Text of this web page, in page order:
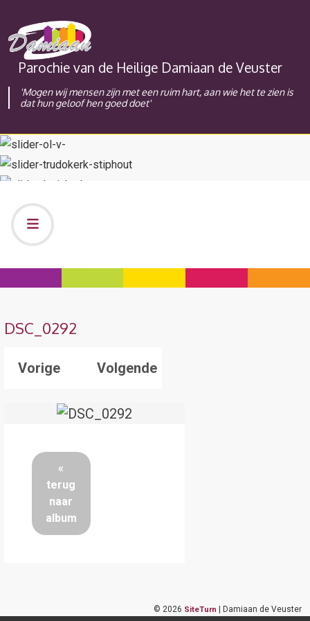
Parochie van de Heilige Damiaan de Veuster
'Mogen wij mensen zijn met een ruim hart, aan wie het te zien is
dat hun geloof hen goed doet'
DSC_0292
Vorige Volgende
«
terug
naar
album
© 2026 SiteTurn | Damiaan de Veuster